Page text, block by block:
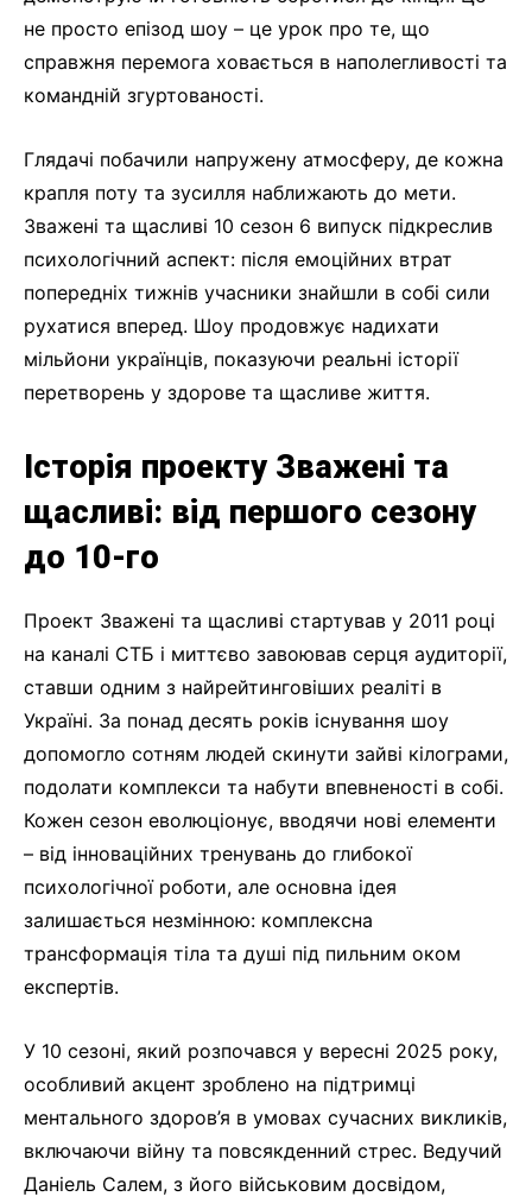
не просто епізод шоу – це урок про те, що
справжня перемога ховається в наполегливості та
командній згуртованості.
Глядачі побачили напружену атмосферу, де кожна
крапля поту та зусилля наближають до мети.
Зважені та щасливі 10 сезон 6 випуск підкреслив
психологічний аспект: після емоційних втрат
попередніх тижнів учасники знайшли в собі сили
рухатися вперед. Шоу продовжує надихати
мільйони українців, показуючи реальні історії
перетворень у здорове та щасливе життя.
Історія проекту Зважені та
щасливі: від першого сезону
до 10-го
Проект Зважені та щасливі стартував у 2011 році
на каналі СТБ і миттєво завоював серця аудиторії,
ставши одним з найрейтинговіших реаліті в
Україні. За понад десять років існування шоу
допомогло сотням людей скинути зайві кілограми,
подолати комплекси та набути впевненості в собі.
Кожен сезон еволюціонує, вводячи нові елементи
– від інноваційних тренувань до глибокої
психологічної роботи, але основна ідея
залишається незмінною: комплексна
трансформація тіла та душі під пильним оком
експертів.
У 10 сезоні, який розпочався у вересні 2025 року,
особливий акцент зроблено на підтримці
ментального здоров’я в умовах сучасних викликів,
включаючи війну та повсякденний стрес. Ведучий
Даніель Салем, з його військовим досвідом,